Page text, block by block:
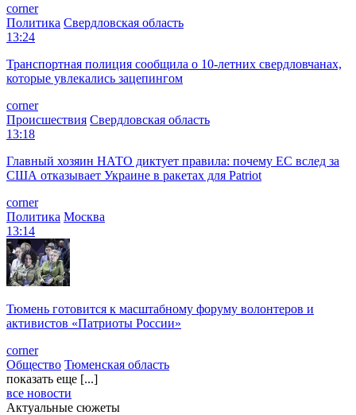
corner
Политика Свердловская область
13:24
Транспортная полиция сообщила о 10-летних свердловчанах,
которые увлекались зацепингом
corner
Происшествия Свердловская область
13:18
Главный хозяин НАТО диктует правила: почему ЕС вслед за
США отказывает Украине в ракетах для Patriot
corner
Политика Москва
13:14
Тюмень готовится к масштабному форуму волонтеров и
активистов «Патриоты России»
corner
Общество Тюменская область
показать еще [...]
все новости
Актуальные сюжеты